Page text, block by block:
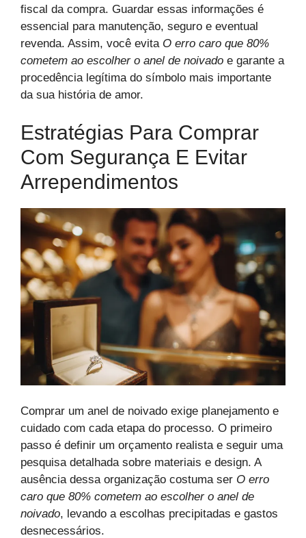
fiscal da compra. Guardar essas informações é
essencial para manutenção, seguro e eventual
revenda. Assim, você evita O erro caro que 80%
cometem ao escolher o anel de noivado e garante a
procedência legítima do símbolo mais importante
da sua história de amor.
Estratégias Para Comprar
Com Segurança E Evitar
Arrependimentos
Comprar um anel de noivado exige planejamento e
cuidado com cada etapa do processo. O primeiro
passo é definir um orçamento realista e seguir uma
pesquisa detalhada sobre materiais e design. A
ausência dessa organização costuma ser O erro
caro que 80% cometem ao escolher o anel de
noivado, levando a escolhas precipitadas e gastos
desnecessários.